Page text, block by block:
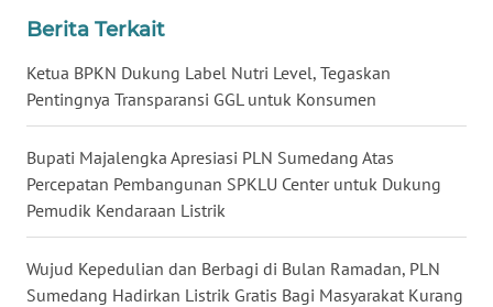
Berita Terkait
Ketua BPKN Dukung Label Nutri Level, Tegaskan
Pentingnya Transparansi GGL untuk Konsumen
Bupati Majalengka Apresiasi PLN Sumedang Atas
Percepatan Pembangunan SPKLU Center untuk Dukung
Pemudik Kendaraan Listrik
Wujud Kepedulian dan Berbagi di Bulan Ramadan, PLN
Sumedang Hadirkan Listrik Gratis Bagi Masyarakat Kurang
BALI
WN
WN
KALTENG
KALTARA